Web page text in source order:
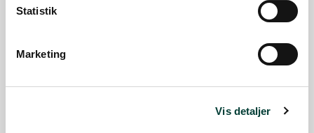
Statistik
Marketing
Vis detaljer
Parkeringsplads
Læs mere